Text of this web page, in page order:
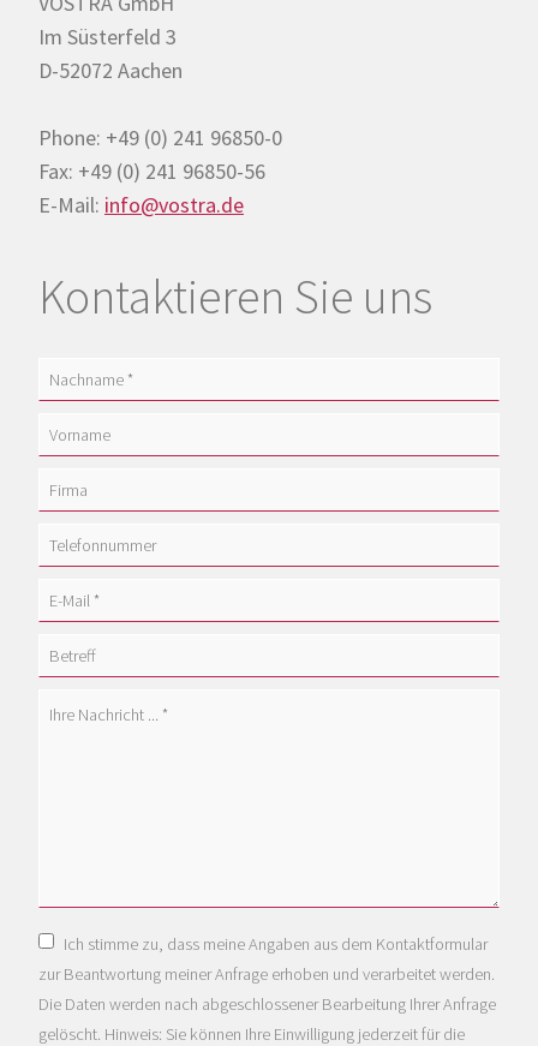
Im Süsterfeld 3
D-52072 Aachen
Phone: +49 (0) 241 96850-0
Fax: +49 (0) 241 96850-56
E-Mail: info@vostra.de
Kontaktieren Sie uns
Ich stimme zu, dass meine Angaben aus dem Kontaktformular
zur Beantwortung meiner Anfrage erhoben und verarbeitet werden.
Die Daten werden nach abgeschlossener Bearbeitung Ihrer Anfrage
gelöscht. Hinweis: Sie können Ihre Einwilligung jederzeit für die
MESSAGE US
info@vostra.de